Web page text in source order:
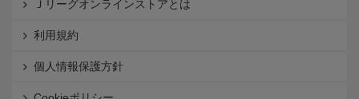
Ｊリーグオンラインストアとは
利用規約
個人情報保護方針